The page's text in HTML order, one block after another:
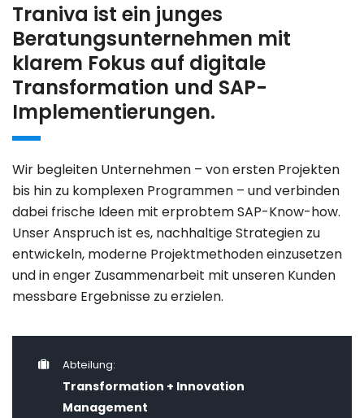
Traniva ist ein junges
Beratungsunternehmen mit
klarem Fokus auf digitale
Transformation und SAP-
Implementierungen.
Wir begleiten Unternehmen – von ersten Projekten
bis hin zu komplexen Programmen – und verbinden
dabei frische Ideen mit erprobtem SAP-Know-how.
Unser Anspruch ist es, nachhaltige Strategien zu
entwickeln, moderne Projektmethoden einzusetzen
und in enger Zusammenarbeit mit unseren Kunden
messbare Ergebnisse zu erzielen.
Abteilung:
Transformation + Innovation
Management